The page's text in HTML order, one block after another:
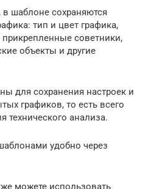
шаблоне сохраняются
тип и цвет графика,
советники,
объекты и другие
для сохранения настроек и
графиков, то есть всего
технического анализа.
удобно через
можете использовать